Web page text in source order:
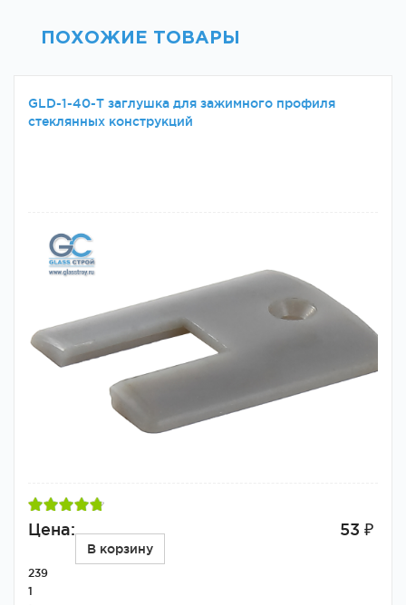
ПОХОЖИЕ ТОВАРЫ
GLD-1-40-Т заглушка для зажимного профиля
стеклянных конструкций
Цена: 53 ₽
В корзину
239
1